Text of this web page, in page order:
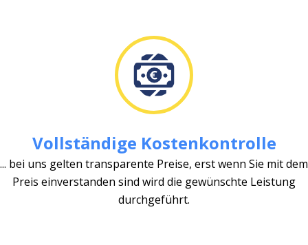
Vollständige Kostenkontrolle
... bei uns gelten transparente Preise, erst wenn Sie mit dem
Preis einverstanden sind wird die gewünschte Leistung
durchgeführt.